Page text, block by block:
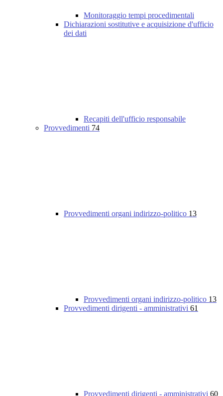
Monitoraggio tempi procedimentali
Dichiarazioni sostitutive e acquisizione d'ufficio
dei dati
Recapiti dell'ufficio responsabile
Provvedimenti 74
Provvedimenti organi indirizzo-politico 13
Provvedimenti organi indirizzo-politico 13
Provvedimenti dirigenti - amministrativi 61
Provvedimenti dirigenti - amministrativi 60